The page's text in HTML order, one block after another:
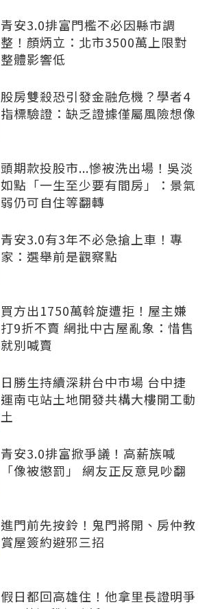
青安3.0排富門檻不必因縣市調
整！顏炳立：北市3500萬上限對
整體影響低
股房雙殺恐引發金融危機？學者4
指標驗證：缺乏證據僅屬風險想像
頭期款投股市...慘被洗出場！吳淡
如點「一生至少要有間房」：景氣
弱仍可自住等翻轉
青安3.0有3年不必急搶上車！專
家：選舉前是觀察點
買方出1750萬斡旋遭拒！屋主嫌
打9折不賣 網批中古屋亂象：惜售
就別喊賣
日勝生持續深耕台中市場 台中捷
運南屯站土地開發共構大樓開工動
土
青安3.0排富掀爭議！高薪族喊
「像被懲罰」 網友正反意見吵翻
進門前先按鈴！鬼門將開、房仲教
賞屋簽約避邪三招
假日都回高雄住！他拿里長證明爭